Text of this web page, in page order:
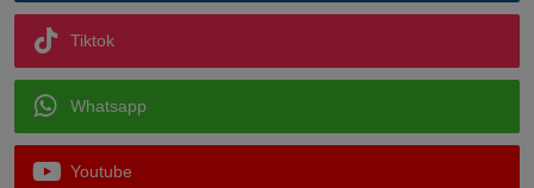
Tiktok
Whatsapp
Youtube